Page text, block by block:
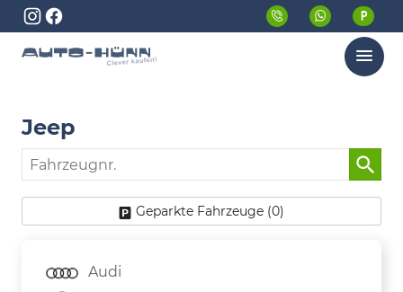
Menü
Jeep
Fahrzeugnr.
Geparkte Fahrzeuge (0)
Audi